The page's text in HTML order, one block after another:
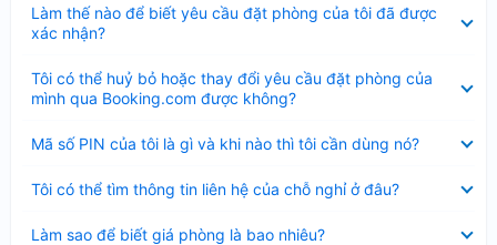
Làm thế nào để biết yêu cầu đặt phòng của tôi đã được
xác nhận?
thu
gọn
Tôi có thể huỷ bỏ hoặc thay đổi yêu cầu đặt phòng của
mình qua Booking.com được không?
thu
gọn
Mã số PIN của tôi là gì và khi nào thì tôi cần dùng nó?
thu
Tôi có thể tìm thông tin liên hệ của chỗ nghỉ ở đâu?
thu
Làm sao để biết giá phòng là bao nhiêu?
thu